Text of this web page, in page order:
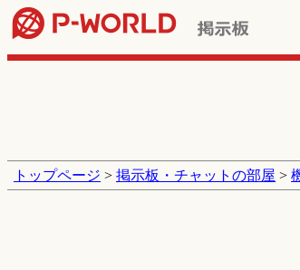
トップページ > 掲示板・チャットの部屋 >